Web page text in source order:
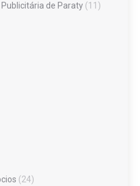
de Paraty (11)
(24)